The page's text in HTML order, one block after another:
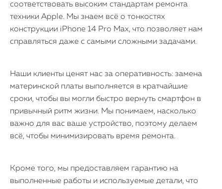
соответствовать высоким стандартам ремонта
техники Apple. Мы знаем всё о тонкостях
конструкции iPhone 14 Pro Max, что позволяет нам
справляться даже с самыми сложными задачами.
Наши клиенты ценят нас за оперативность: замена
материнской платы выполняется в кратчайшие
сроки, чтобы вы могли быстро вернуть смартфон в
привычный ритм жизни. Мы понимаем, насколько
важно для вас ваше устройство, поэтому делаем
всё, чтобы минимизировать время ремонта.
Кроме того, мы предоставляем гарантию на
выполненные работы и используемые детали, что